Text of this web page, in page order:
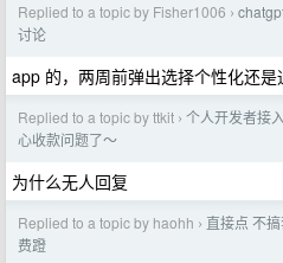
Replied to a topic by Fisher1006 ›
讨论
app 的，两周前弹出选择个性化还
Replied to a topic by ttkit › 个人开发者接
心收款问题了～
为什么无人回复
Replied to a topic by haohh › 直接点 不
费蹬